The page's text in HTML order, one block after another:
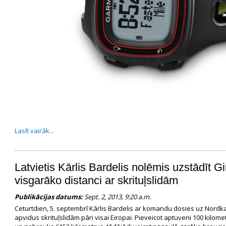
Lasīt vairāk...
Latvietis Kārlis Bardelis nolēmis uzstādīt
visgarāko distanci ar skrituļslidām
Publikācijas datums:Sept. 2, 2013, 9:20 a.m.
Ceturtdien, 5. septembrī Kārlis Bardelis ar komandu dosies uz
apvidus skrituļslidām pāri visai Eiropai. Pieveicot aptuveni 100